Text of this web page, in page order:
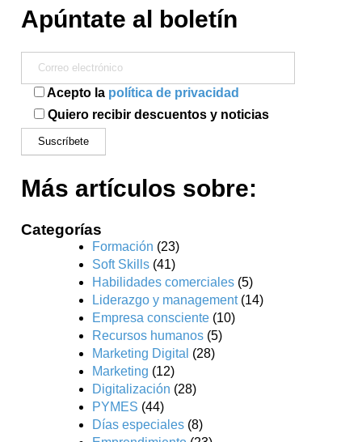
Apúntate al boletín
Acepto la política de privacidad
Quiero recibir descuentos y noticias
Más artículos sobre:
Categorías
Formación (23)
Soft Skills (41)
Habilidades comerciales (5)
Liderazgo y management(14)
Empresa consciente (10)
Recursos humanos (5)
Marketing Digital (28)
Marketing (12)
Digitalización (28)
PYMES (44)
Días especiales (8)